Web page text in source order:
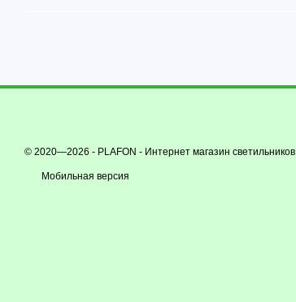
© 2020—2026 - PLAFON - Интернет магазин светильников
Мобильная версия